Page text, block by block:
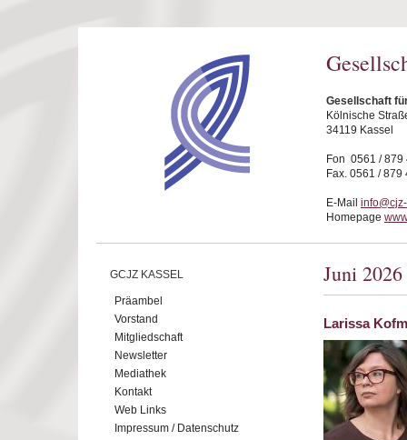
Gesellschaft
Kölnische
34119 Kassel
Fon 0561 / 879
Fax. 0561 / 879
E-Mail
Homepage
GCJZ KASSEL
Präambel
Vorstand
Mitgliedschaft
Newsletter
Mediathek
Kontakt
Web Links
Impressum / Datenschutz
Juni 2026
Larissa